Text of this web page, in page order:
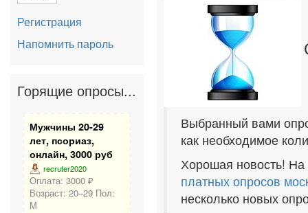
Регистрация
Напомнить пароль
Горящие опросы...
Мужчины 20-29
лет, псориаз,
онлайн, 3000 руб
recruter2020
Оплата: 3000 ₽
Возраст: 20–29 Пол:
М
Выбранный вами
как необходимое
Хорошая новость!
платных опросов
несколько новых